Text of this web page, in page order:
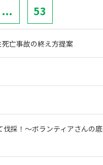
... 53
亡事故の終え方提案
採！～ボランティアさんの底